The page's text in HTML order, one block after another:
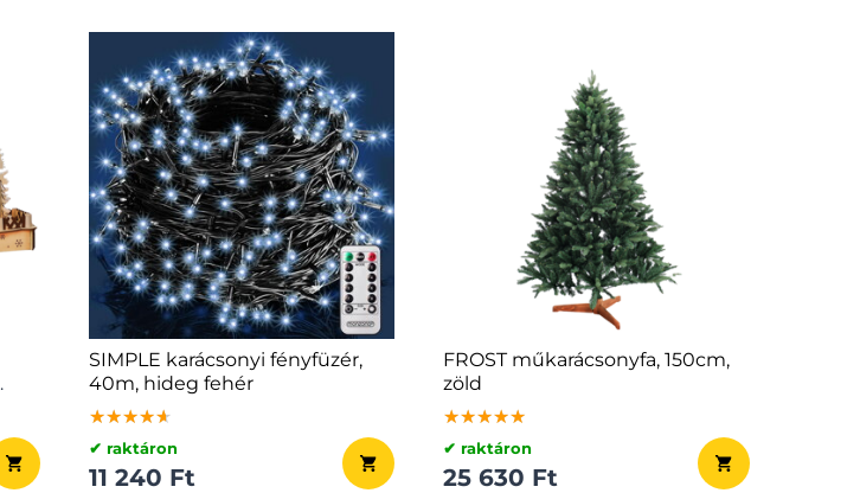
SIMPLE karácsonyi fényfüzér,
40m, hideg fehér
★★★★★
★★★★★
★★★★★
✔ raktáron
11 240 Ft
FROST műkarácsonyfa, 150cm,
zöld
★★★★★
★★★★★
★★★★★
✔ raktáron
25 630 Ft